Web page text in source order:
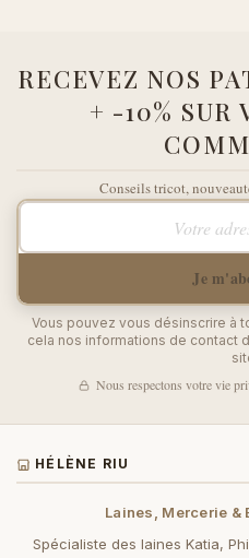
RECEVEZ NOS
+ -10% SUR
Conseils tricot,
Votre adresse e-mail
Je
Vous pouvez vous désinscrire à
cela nos informations de contact
Nous respectons votre vie
HÉLÈNE RIU
Laines, Mercerie &
Spécialiste des laines Katia,